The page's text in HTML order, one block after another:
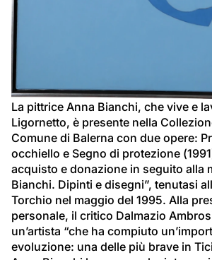
La pittrice Anna Bianchi, che vive e
Ligornetto, è presente nella
Comune di Balerna con due opere:
occhiello e Segno di protezione
acquisto e donazione in seguito alla
Bianchi. Dipinti e disegni”, tenutasi
Torchio nel maggio del 1995. Alla
personale, il critico Dalmazio
un’artista “che ha compiuto
evoluzione: una delle più brave in